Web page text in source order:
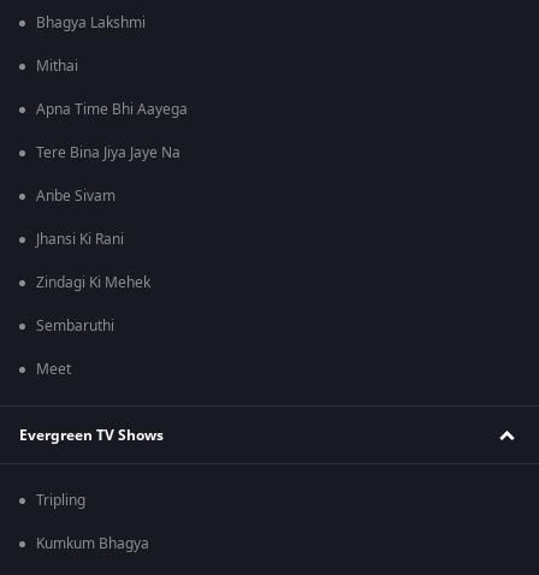
Bhagya Lakshmi
Mithai
Apna Time Bhi Aayega
Tere Bina Jiya Jaye Na
Anbe Sivam
Jhansi Ki Rani
Zindagi Ki Mehek
Sembaruthi
Meet
Evergreen TV Shows
Tripling
Kumkum Bhagya